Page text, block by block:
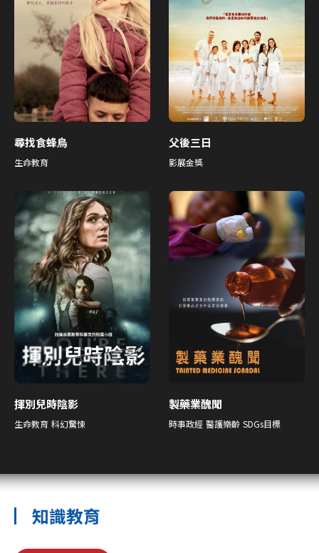
尋找食蜂鳥
生命教育
父後三日
影展金獎
揮別兒時陰影
生命教育 科幻驚悚
製藥業醜聞
時事政經 醫護樂齡 SDGs目標
知識教育